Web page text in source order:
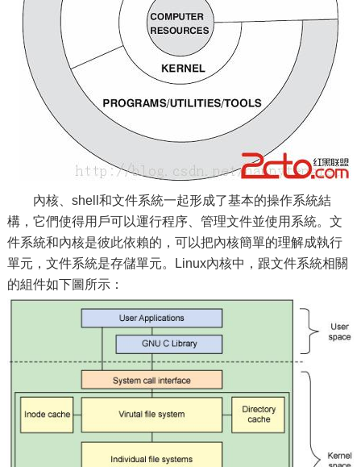
內核、shell和文件系統一起形成了基本的操作系統結
構，它們使得用戶可以運行程序、管理文件並使用系統。文
件系統和內核是彼此依賴的，可以把內核簡單的理解成執行
單元，文件系統是存儲單元。Linux內核中，跟文件系統相關
的組件如下圖所示：